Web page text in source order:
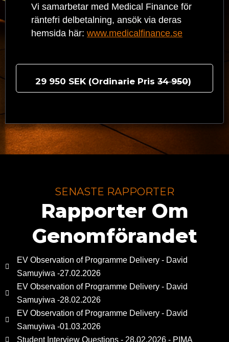
Vi samarbetar med Medical Finance för
räntefri delbetalning, ansök via deras
hemsida här: www.medicalfinance.se
29 950 SEK (Ordinarie Pris 34 950)
SENASTE RAPPORTER
Rapporter Om
Genomförandet
EV Observation of Programme Delivery - David
Samuyiwa -27.02.2026
EV Observation of Programme Delivery - David
Samuyiwa -28.02.2026
EV Observation of Programme Delivery - David
Samuyiwa -01.03.2026
Student Interview Questions - 28.02.2026 - PIMA